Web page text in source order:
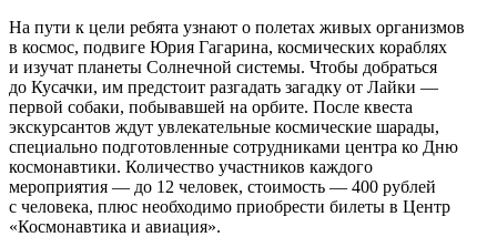
На пути к цели ребята узнают о полетах живых организмов
в космос, подвиге Юрия Гагарина, космических кораблях
и изучат планеты Солнечной системы. Чтобы добраться
до Кусачки, им предстоит разгадать загадку от Лайки —
первой собаки, побывавшей на орбите. После квеста
экскурсантов ждут увлекательные космические шарады,
специально подготовленные сотрудниками центра ко Дню
космонавтики. Количество участников каждого
мероприятия — до 12 человек, стоимость — 400 рублей
с человека, плюс необходимо приобрести билеты в Центр
«Космонавтика и авиация».